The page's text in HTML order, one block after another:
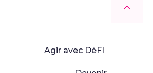
Agir avec DéFI